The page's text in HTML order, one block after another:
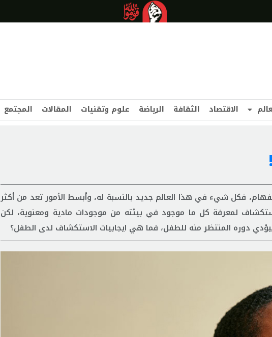
الاقتصاد الثقافة الرياضة علوم وتقنيات المقالات المجتمع
فكل شيء في هذا العالم جديد بالنسبة له، وأبسط الأمور تعد من أكثر
لمعرفة كل ما موجود في بيئته من موجودات مادية ومعنوية، لكن
دوره المنتظر منه للطفل، فما هي ايجابيات الاستكشاف لدى الطفل؟